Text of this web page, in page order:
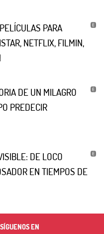
PARA
NETFLIX, FILMIN,
DE UN MILAGRO
PREDECIR
DE LOCO
EN TIEMPOS DE
SÍGUENOS EN